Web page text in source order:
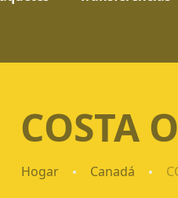
COSTA
Hogar Canadá